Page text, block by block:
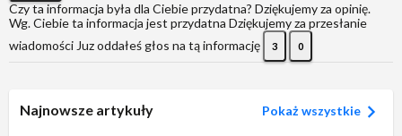
Czy ta informacja była dla Ciebie przydatna? Dziękujemy za opinię.
Wg. Ciebie ta informacja jest przydatna Dziękujemy za przesłanie
wiadomości Juz oddałeś głos na tą informację 3 0
Najnowsze artykuły Pokaż wszystkie